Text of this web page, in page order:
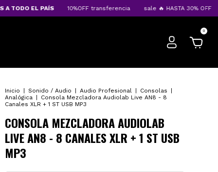
EL PAÍS 10%OFF transferencia sale 🔥 HASTA 30% OFF
0
Inicio Sonido / Audio Audio Profesional Consolas
Analógica
Consola Mezcladora Audiolab Live AN8 - 8
Canales XLR + 1 ST USB MP3
CONSOLA MEZCLADORA AUDIOLAB
LIVE AN8 - 8 CANALES XLR + 1 ST USB
MP3